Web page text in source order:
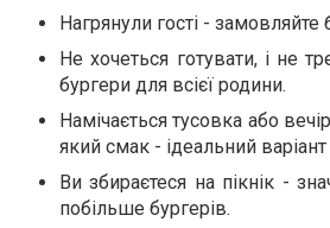
Нагрянули гості - замовляйте
Не хочеться готувати, і не
бургери для всієї родини.
Намічається тусовка або
який смак - ідеальний
Ви збираєтеся на пікнік -
побільше бургерів.